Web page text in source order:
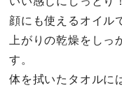
顔にも使えるオイル
上がりの乾燥をしっ
す。
体を拭いたタオルに